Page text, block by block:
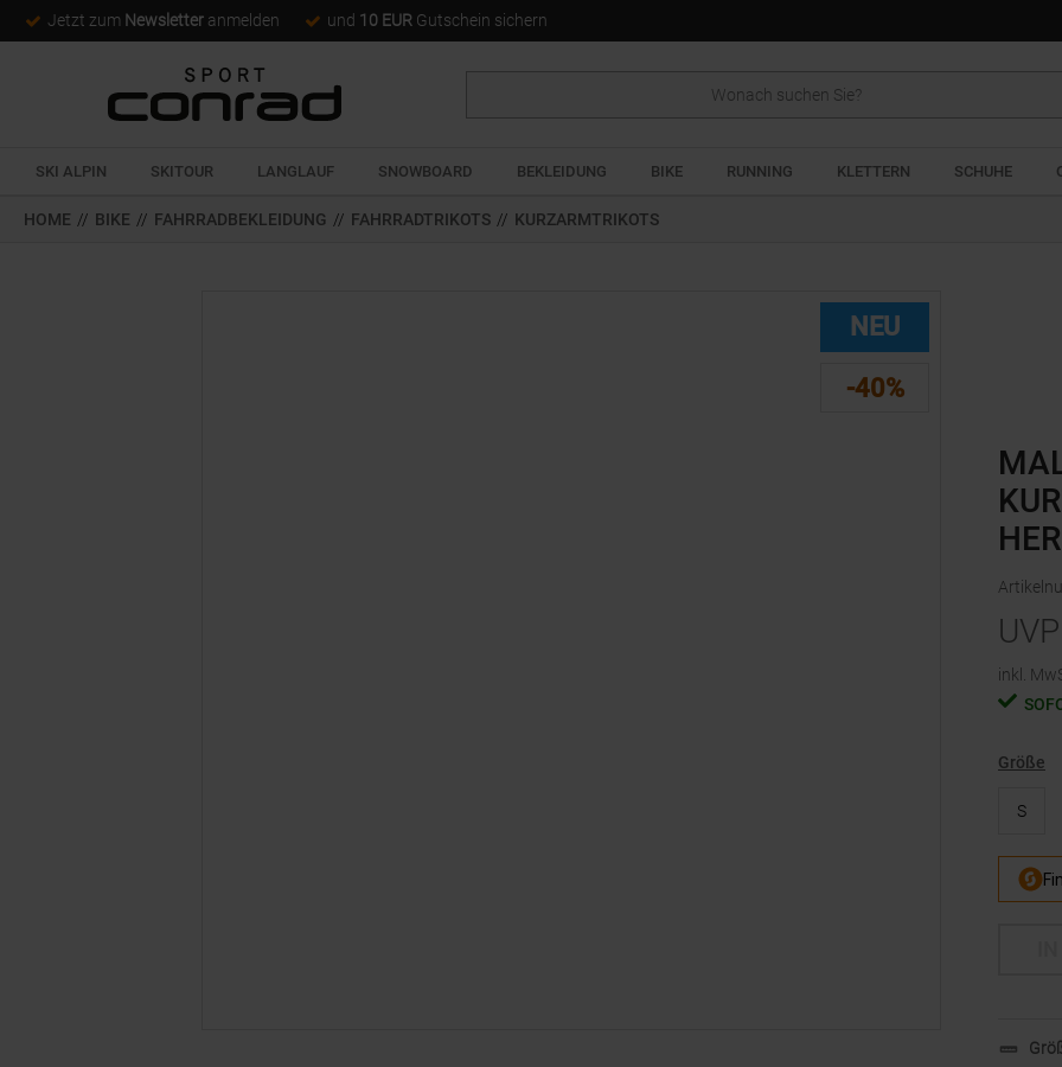
Jetzt zum Newsletter anmelden und 10 EUR Gutschein sichern
SKI ALPIN SKITOUR LANGLAUF SNOWBOARD BEKLEIDUNG BIKE RUNNING KLETTERN SCHUHE
HOME // BIKE // FAHRRADBEKLEIDUNG // FAHRRADTRIKOTS // KURZARMTRIKOTS
NEU
-40%
UVP
inkl.
Größe
S